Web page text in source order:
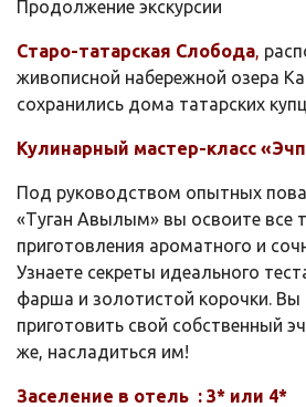
Продолжение экскурсии
Старо-татарская Слобода
живописной набережной озера
сохранились дома татарских
Кулинарный мастер-класс
Под руководством опытных
«Туган Авылым» вы освоите все
приготовления ароматного и
Узнаете секреты идеального
фарша и золотистой корочки.
приготовить свой собственный
же, насладиться им!
Заселение в отель : 3* или 4*